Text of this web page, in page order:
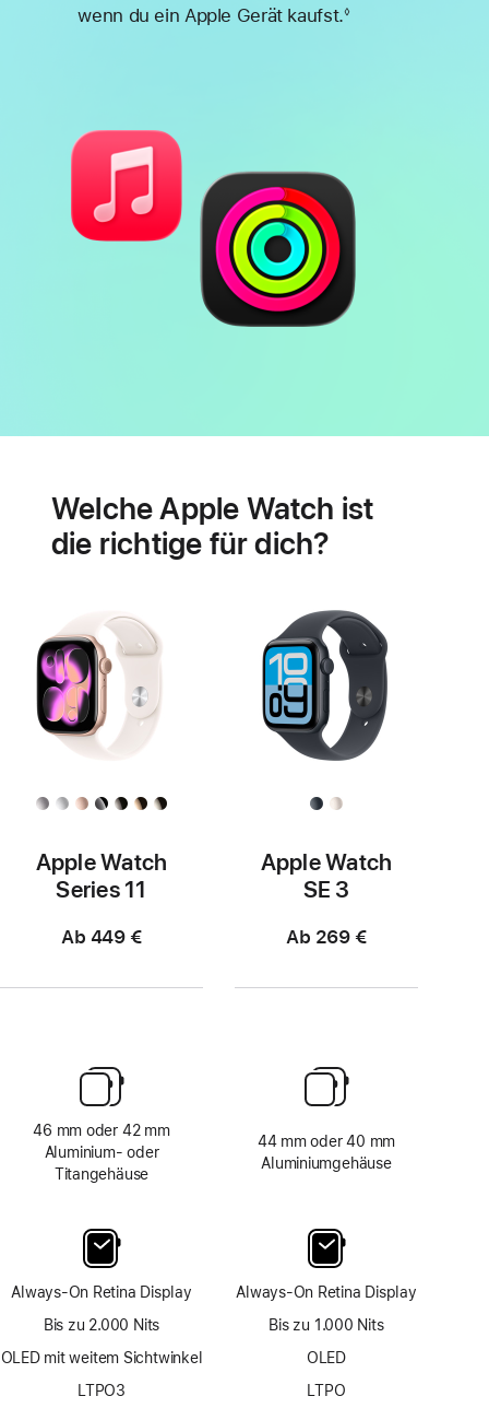
wenn du ein Apple Gerät kaufst.◊
Herzgesundheit
Welche Apple Watch ist
die richtige für dich?
Apple Watch
Series 11
Ab 449 €
46 mm oder 42 mm
Aluminium‑ oder
Titangehäuse
Always-On Retina Display
Bis zu 2.000 Nits
OLED mit weitem Sichtwinkel
LTPO3
Apple Watch
SE 3
Ab 269 €
44 mm oder 40 mm
Aluminiumgehäuse
Always-On Retina Display
Bis zu 1.000 Nits
OLED
LTPO